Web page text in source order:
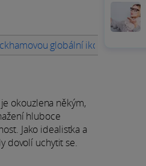
globální ikonou?
okouzlena někým,
hluboce
Jako idealistka a
dovolí uchytit se.